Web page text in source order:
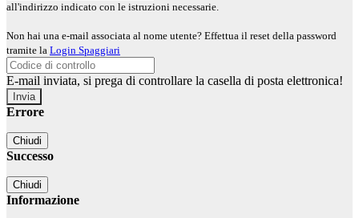
all'indirizzo indicato con le istruzioni necessarie.
Non hai una e-mail associata al nome utente? Effettua il reset della password
tramite la Login Spaggiari
E-mail inviata, si prega di controllare la casella di posta elettronica!
Errore
Chiudi
Successo
Chiudi
Informazione